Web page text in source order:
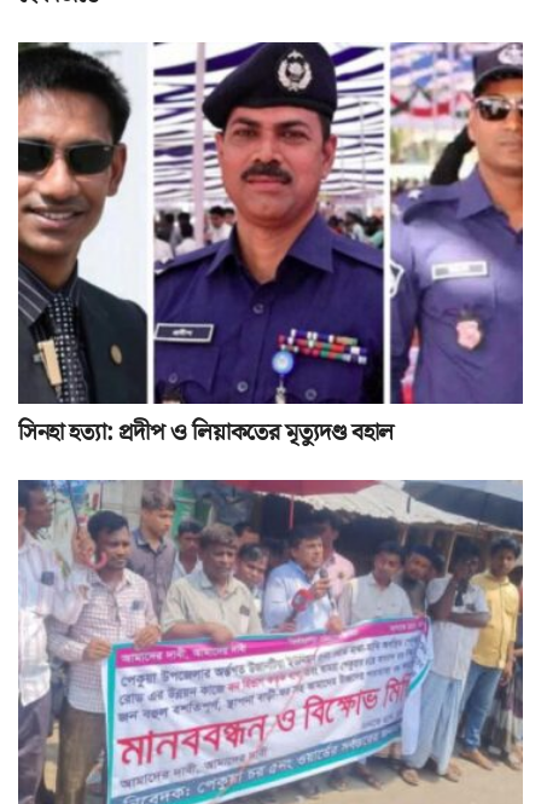
সিনহা হত্যা: প্রদীপ ও লিয়াকতের মৃত্যুদণ্ড বহাল